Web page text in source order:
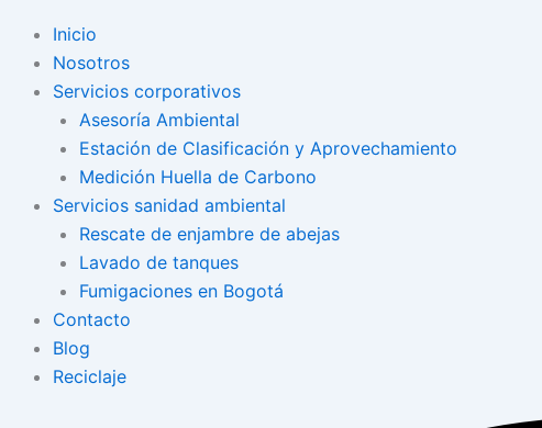
Inicio
Nosotros
Servicios corporativos
Asesoría Ambiental
Estación de Clasificación y Aprovechamiento
Medición Huella de Carbono
Servicios sanidad ambiental
Rescate de enjambre de abejas
Lavado de tanques
Fumigaciones en Bogotá
Contacto
Blog
Reciclaje